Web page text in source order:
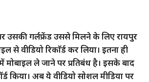
उसकी गर्लफ्रेंड उससे मिलने के लिए रायपुर
से वीडियो रिकाॅर्ड कर लिया। इतना ही
मोबाइल ले जाने पर प्रतिबंध है। इसके बाद
किया। अब ये वीडियो सोशल मीडिया पर